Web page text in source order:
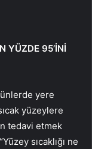
YÜZDE 95’İNİ
yere
yüzeylere
tedavi etmek
sıcaklığı ne